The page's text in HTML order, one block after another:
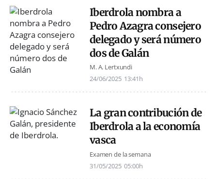
Iberdrola nombra a
Pedro Azagra consejero
delegado y será número
dos de Galán
M. A. Lertxundi
24/06/2025 13:41h
La gran contribución de
Iberdrola a la economía
vasca
Examen de la semana
31/05/2025 05:00h